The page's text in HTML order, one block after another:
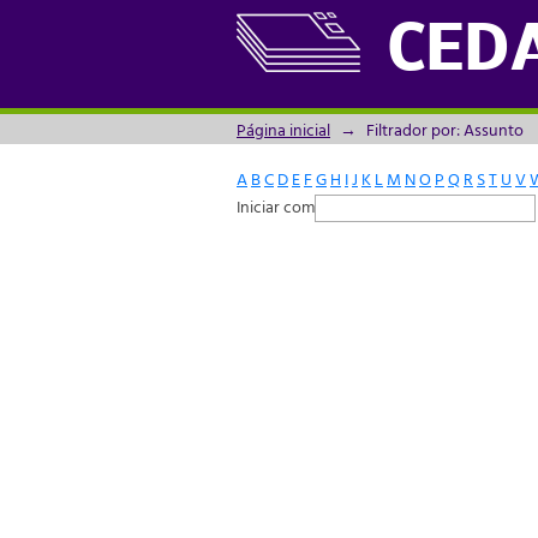
Filtrador por: Assunto
Página inicial → Filtrador por: Assunto
ABCDEFGH IJ KLM NOPQRSTUV
Iniciar com